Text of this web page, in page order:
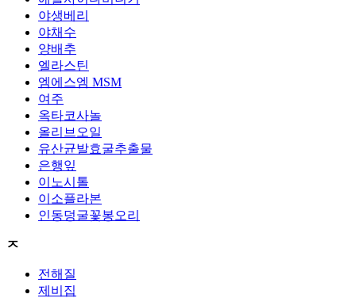
야생베리
야채수
양배추
엘라스틴
엠에스엠 MSM
여주
옥타코사놀
올리브오일
유산균발효굴추출물
은행잎
이노시톨
이소플라본
인동덩굴꽃봉오리
ㅈ
전해질
제비집